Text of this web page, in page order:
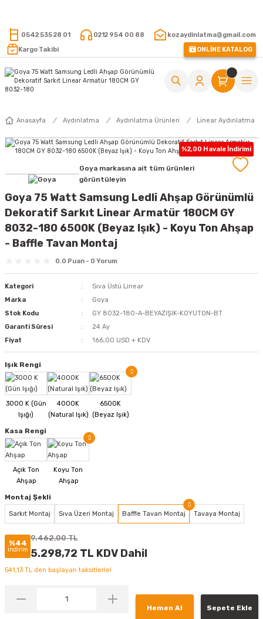
0542 535 28 01 0212 954 00 88
kozaydinlatma@gmail.com
Kargo Takibi
ONLİNE KATALOG
Anasayfa Aydınlatma Aydınlatma Ürünleri Linear Aydınlatma
%2,00 Havale İndirimi
Goya markasına ait tüm ürünleri
görüntüleyin
Goya 75 Watt Samsung Ledli Ahşap Görünümlü
Dekoratif Sarkıt Linear Armatür 180CM GY
8032-180 6500K (Beyaz Işık) - Koyu Ton Ahşap
- Baffle Tavan Montaj
0.0 Puan - 0 Yorum
Kategori
Sıva Üstü Linear
Marka
Goya
Stok Kodu
GY 8032-180-A-BEYAZIŞIK-KOYUTON-BT
Garanti Süresi
24 Ay
Fiyat
166,00 USD + KDV
Işık Rengi
Kasa Rengi
Montaj Şekli
Sarkıt Montaj Sıva Üzeri Montaj Baffle Tavan Montaj Tavaya Montaj
%44
indirim
9.462,00 TL
5.298,72 TL KDV Dahil
541,13 TL den başlayan taksitlerle!
Hemen Al Sepete Ekle